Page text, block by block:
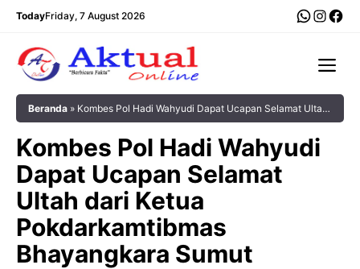
Langsung
TodayFriday, 7 August 2026
Beranda » Kombes Pol Hadi Wahyudi Dapat Ucapan Selamat Ultah
Kombes Pol Hadi Wahyudi
Dapat Ucapan Selamat
Ultah dari Ketua
Pokdarkamtibmas
Bhayangkara Sumut